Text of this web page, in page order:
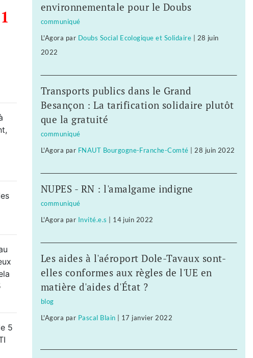
5
environnementale pour le Doubs
communiqué
L'Agora par Doubs Social Ecologique et Solidaire
28 juin
2022
Transports publics dans le Grand
Besançon : La tarification solidaire plutôt
que la gratuité
communiqué
L'Agora par FNAUT Bourgogne-Franche-Comté 28 juin 2022
NUPES - RN : l'amalgame indigne
communiqué
L'Agora par Invité.e.s 14 juin 2022
Les aides à l'aéroport Dole-Tavaux sont-
elles conformes aux règles de l'UE en
matière d'aides d'État ?
blog
L'Agora par Pascal Blain 17 janvier 2022